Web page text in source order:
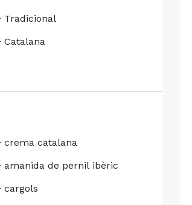
Tradicional
Catalana
crema catalana
amanida de pernil ibèric
cargols